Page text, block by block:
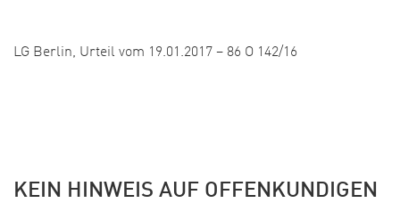
LG Berlin, Urteil vom 19.01.2017 – 86 O 142/16
KEIN HINWEIS AUF OFFENKUNDIGEN